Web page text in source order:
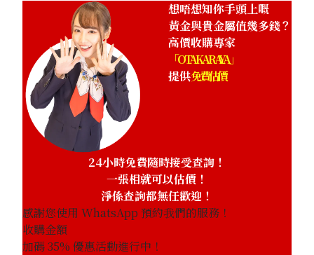
想唔想知你手頭上嘅
黃金與貴金屬值幾多錢？
高價收購專家
「OTAKARAYA」
提供免費估價
24小時免費隨時接受查詢！
一張相就可以估價！
淨係查詢都無任歡迎！
感謝您使用 WhatsApp 預約我們的服務！
收購金額
加碼35% 優惠活動進行中！